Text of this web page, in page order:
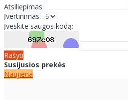
Atsiliepimas:
Įvertinimas:
Įveskite saugos kodą:
Rašyti
Susijusios prekės
Naujiena